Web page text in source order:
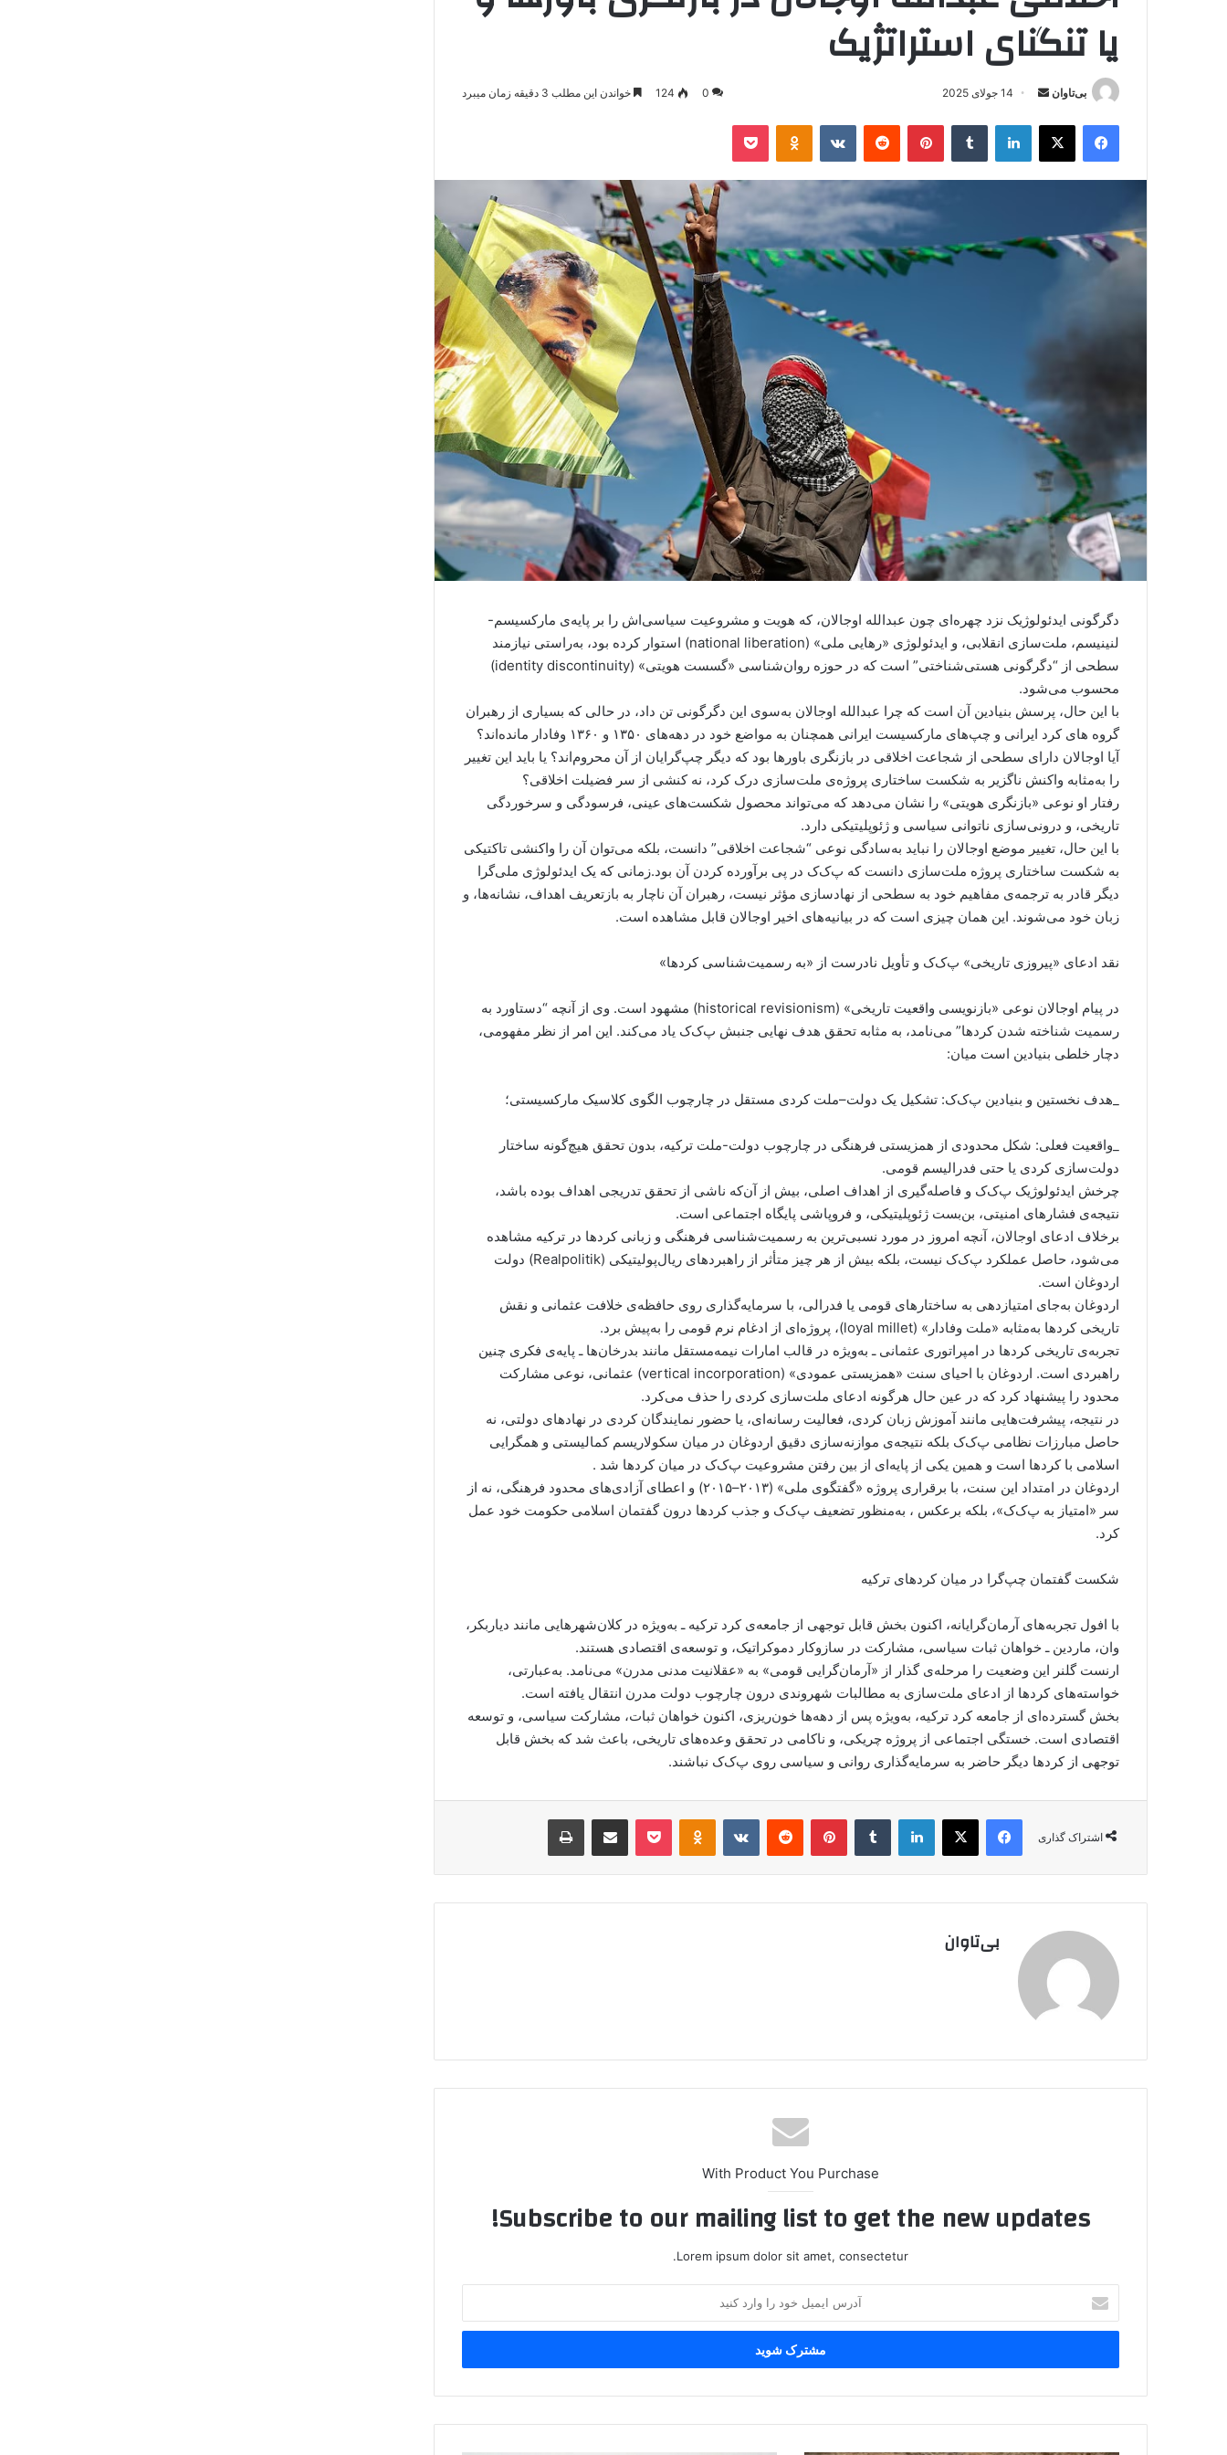
یا تنگنای استراتژیک
بی‌تاوان
ل
م
14 جولای 2025 0
124 خواندن این مطلب 3 دقیقه زمان میبرد
فیس بوک لینکدین ‫پین‌ترست ‫رددیت
دگرگونی ایدئولوژیک نزد چهره‌ای چون عبدالله اوجالان، که هویت و مشروعیت سیاسی‌اش را بر پایه‌ی مارکسیسم-
لنینیسم، ملت‌سازی انقلابی، و ایدئولوژی «رهایی ملی» (national liberation) استوار کرده بود، به‌راستی نیازمند
سطحی از “دگرگونی هستی‌شناختی” است که در حوزه روان‌شناسی «گسست هویتی» (identity discontinuity)
محسوب می‌شود.
با این حال، پرسش بنیادین آن است که چرا عبدالله اوجالان به‌سوی این دگرگونی تن داد، در حالی که بسیاری از رهبران
گروه های کرد ایرانی و چپ‌های مارکسیست ایرانی همچنان به مواضع خود در دهه‌های ۱۳۵۰ و ۱۳۶۰ وفادار مانده‌اند؟
آیا اوجالان دارای سطحی از شجاعت اخلاقی در بازنگری باورها بود که دیگر چپ‌گرایان از آن محروم‌اند؟ یا باید این تغییر
را به‌مثابه واکنش ناگزیر به شکست ساختاری پروژه‌ی ملت‌سازی درک کرد، نه کنشی از سر فضیلت اخلاقی؟
رفتار او نوعی «بازنگری هویتی» را نشان می‌دهد که می‌تواند محصول شکست‌های عینی، فرسودگی و سرخوردگی
تاریخی، و درونی‌سازی ناتوانی سیاسی و ژئوپلیتیکی دارد.
با این حال، تغییر موضع اوجالان را نباید به‌سادگی نوعی “شجاعت اخلاقی” دانست، بلکه می‌توان آن را واکنشی تاکتیکی
به شکست ساختاری پروژه‌ ملت‌سازی دانست که پ‌ک‌ک در پی برآورده کردن آن بود‌.زمانی که یک ایدئولوژی ملی‌گرا
دیگر قادر به ترجمه‌ی مفاهیم خود به سطحی از نهادسازی مؤثر نیست، رهبران آن ناچار به بازتعریف اهداف، نشانه‌ها، و
زبان خود می‌شوند. این همان چیزی‌ است که در بیانیه‌های اخیر اوجالان قابل مشاهده است.
نقد ادعای «پیروزی تاریخی» پ‌ک‌ک و تأویل نادرست از «به رسمیت‌شناسی کردها»
در پیام اوجالان نوعی «بازنویسی واقعیت تاریخی» (historical revisionism) مشهود است. وی از آنچه “دستاورد به
رسمیت شناخته شدن کردها” می‌نامد، به مثابه تحقق هدف نهایی جنبش پ‌ک‌ک یاد می‌کند. این امر از نظر مفهومی،
دچار خلطی بنیادین است میان:
_هدف نخستین و بنیادین پ‌ک‌ک: تشکیل یک دولت–ملت کردی مستقل در چارچوب الگوی کلاسیک مارکسیستی؛
_واقعیت فعلی: شکل محدودی از همزیستی فرهنگی در چارچوب دولت-ملت ترکیه، بدون تحقق هیچ‌گونه ساختار
دولت‌سازی کردی یا حتی فدرالیسم قومی.
چرخش ایدئولوژیک پ‌ک‌ک و فاصله‌گیری از اهداف اصلی، بیش از آن‌که ناشی از تحقق تدریجی اهداف بوده باشد،
نتیجه‌ی فشارهای امنیتی، بن‌بست ژئوپلیتیکی، و فروپاشی پایگاه اجتماعی است.
برخلاف ادعای اوجالان، آنچه امروز در مورد نسبی‌ترین به رسمیت‌شناسی فرهنگی و زبانی کردها در ترکیه مشاهده
می‌شود، حاصل عملکرد پ‌ک‌ک نیست، بلکه بیش از هر چیز متأثر از راهبردهای ریال‌پولیتیکی (Realpolitik) دولت
اردوغان است.
اردوغان به‌جای امتیازدهی به ساختارهای قومی یا فدرالی، با سرمایه‌گذاری روی حافظه‌ی خلافت عثمانی و نقش
تاریخی کردها به‌مثابه «ملت وفادار» (loyal millet)، پروژه‌ای از ادغام نرم قومی را به‌پیش برد.
تجربه‌ی تاریخی کردها در امپراتوری عثمانی ـ به‌ویژه در قالب امارات نیمه‌مستقل مانند بدرخان‌ها ـ پایه‌ی فکری چنین
راهبردی است. اردوغان با احیای سنت «همزیستی عمودی» (vertical incorporation) عثمانی، نوعی مشارکت
محدود را پیشنهاد کرد که در عین حال هرگونه ادعای ملت‌سازی کردی را حذف می‌کرد.
در نتیجه، پیشرفت‌هایی مانند آموزش زبان کردی، فعالیت رسانه‌ای، یا حضور نمایندگان کردی در نهادهای دولتی، نه
حاصل مبارزات نظامی پ‌ک‌ک بلکه نتیجه‌ی موازنه‌سازی دقیق اردوغان در میان سکولاریسم کمالیستی و همگرایی
اسلامی با کردها است و همین یکی از پایه‌ای از بین رفتن مشروعیت پ‌ک‌ک در میان کردها شد .
اردوغان در امتداد این سنت، با برقراری پروژه «گفتگوی ملی» (۲۰۱۳–۲۰۱۵) و اعطای آزادی‌های محدود فرهنگی، نه از
سر «امتیاز به پ‌ک‌ک»، بلکه برعکس ، به‌منظور تضعیف پ‌ک‌ک و جذب کردها درون گفتمان اسلامی حکومت خود عمل
کرد.
شکست گفتمان چپ‌گرا در میان کردهای ترکیه
با افول تجربه‌های آرمان‌گرایانه، اکنون بخش قابل توجهی از جامعه‌ی کرد ترکیه ـ به‌ویژه در کلان‌شهرهایی مانند دیاربکر،
وان، ماردین ـ خواهان ثبات سیاسی، مشارکت در سازوکار دموکراتیک، و توسعه‌ی اقتصادی هستند.
ارنست گلنر این وضعیت را مرحله‌ی گذار از «آرمان‌گرایی قومی» به «عقلانیت مدنی مدرن» می‌نامد. به‌عبارتی،
خواسته‌های کردها از ادعای ملت‌سازی به مطالبات شهروندی درون چارچوب دولت مدرن انتقال یافته است.
بخش گسترده‌ای از جامعه کرد ترکیه، به‌ویژه پس از دهه‌ها خون‌ریزی، اکنون خواهان ثبات، مشارکت سیاسی، و توسعه
اقتصادی است. خستگی اجتماعی از پروژه‌ چریکی، و ناکامی در تحقق وعده‌های تاریخی، باعث شد که بخش قابل
توجهی از کردها دیگر حاضر به سرمایه‌گذاری روانی و سیاسی روی پ‌ک‌ک نباشند.
اشتراک گذاری
فیس بوک لینکدین ‫پین‌ترست ‫رددیت پاکت اشتراک گذاری از طریق ایمیل
بی‌تاوان
With Product You Purchase
Subscribe to our mailing list to get the new updates!
Lorem ipsum dolor sit amet, consectetur.
ر
ا
ی